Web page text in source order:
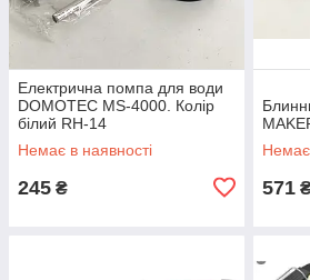
Електрична помпа для води
DOMOTEC MS-4000. Колір
білий RH-14
Немає в наявності
245 ₴
Немає
571